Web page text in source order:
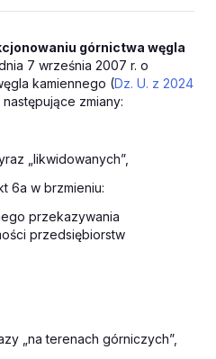
górnictwa węgla
7 września 2007 r. o
kamiennego (Dz. U. z 2024
zmiany:
„likwidowanych”,
6a w brzmieniu:
przekazywania
przedsiębiorstw
„na terenach górniczych”,